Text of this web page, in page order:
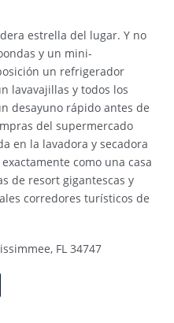
estrella del lugar. Y no
y un mini-
un refrigerador
lavavajillas y todos los
desayuno rápido antes de
del supermercado
en la lavadora y secadora
como una casa
de resort gigantescas y
corredores turísticos de
FL 34747